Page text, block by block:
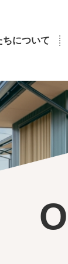
ちについて